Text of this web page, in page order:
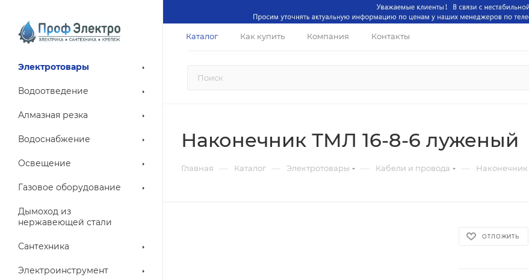
Каталог Как купить Компания Контакты
Электротовары
Водоотведение
Алмазная резка
Водоснабжение
Освещение
Газовое оборудование
Дымоход из
нержавеющей стали
Сантехника
Электроинструмент
Наконечник ТМЛ 16-8-6 луженый
Главная — Каталог — Электротовары — Кабели и провода —
ОТЛОЖИТЬ